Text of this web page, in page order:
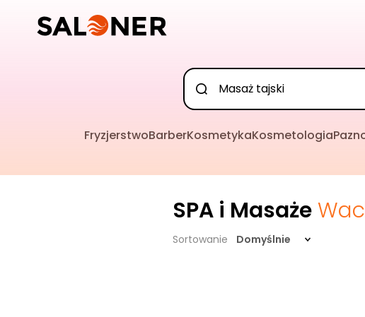
FryzjerstwoBarberKosmetykaKosmetologia
SPA i Masaże
Sortowanie Domyślnie